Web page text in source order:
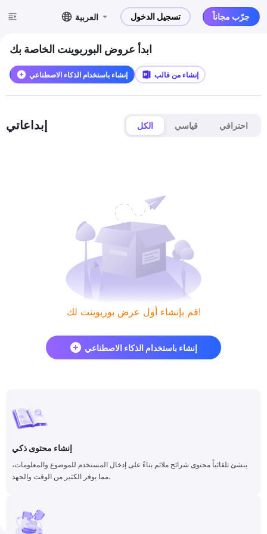
العربية تسجيل الدخول جرّب مجاناً
ابدأ عروض البوربوينت الخاصة بك
إنشاء باستخدام الذكاء الاصطناعي إنشاء من قالب
إبداعاتي الكل قياسي احترافي
قم بإنشاء أول عرض بوربوينت لك!
إنشاء باستخدام الذكاء الاصطناعي
إنشاء محتوى ذكي
ينشئ تلقائياً محتوى شرائح ملائم بناءً على إدخال المستخدم للموضوع والمعلومات،
مما يوفر الكثير من الوقت والجهد.